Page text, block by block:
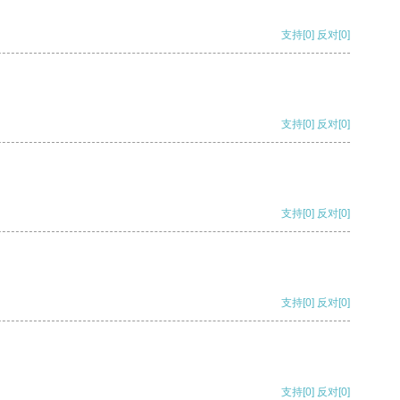
支持[0] 反对[0]
支持[0] 反对[0]
支持[0] 反对[0]
支持[0] 反对[0]
支持[0] 反对[0]